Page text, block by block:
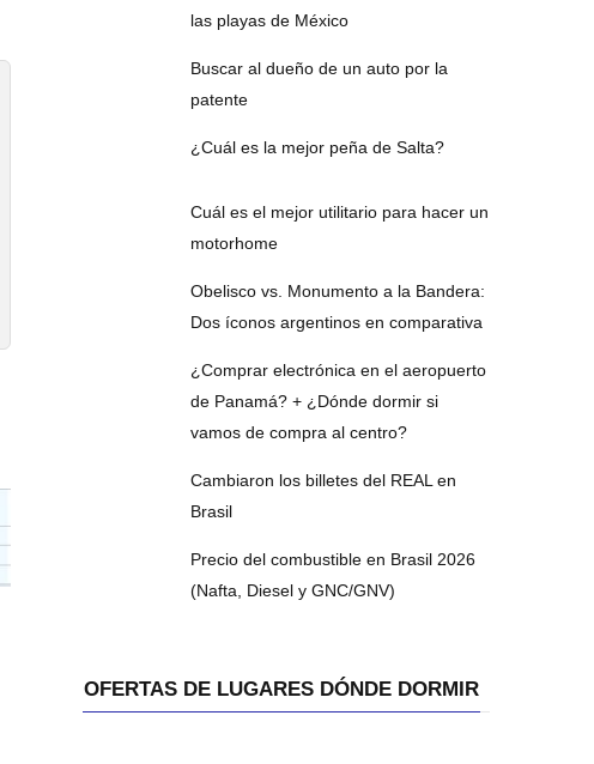
las playas de México
Buscar al dueño de un auto por la
patente
¿Cuál es la mejor peña de Salta?
Cuál es el mejor utilitario para hacer un
motorhome
Obelisco vs. Monumento a la Bandera:
Dos íconos argentinos en comparativa
¿Comprar electrónica en el aeropuerto
de Panamá? + ¿Dónde dormir si
vamos de compra al centro?
Cambiaron los billetes del REAL en
Brasil
Precio del combustible en Brasil 2026
(Nafta, Diesel y GNC/GNV)
OFERTAS DE LUGARES DÓNDE DORMIR